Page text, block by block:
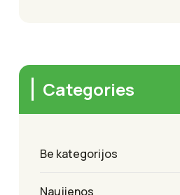
Categories
Be kategorijos
Naujienos